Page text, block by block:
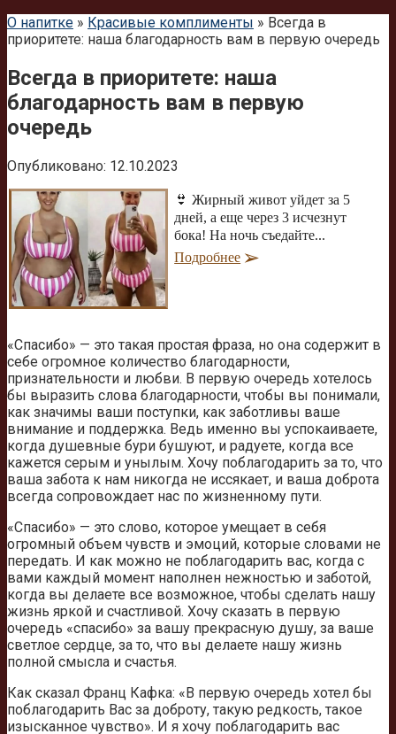
О напитке » Красивые комплименты » Всегда в
приоритете: наша благодарность вам в первую очередь
Всегда в приоритете: наша
благодарность вам в первую
очередь
Опубликовано: 12.10.2023
👙 Жирный живот уйдет за 5
дней, а еще через 3 исчезнут
бока! На ночь съедайте...
Подробнее
«Спасибо» — это такая простая фраза, но она содержит в
себе огромное количество благодарности,
признательности и любви. В первую очередь хотелось
бы выразить слова благодарности, чтобы вы понимали,
как значимы ваши поступки, как заботливы ваше
внимание и поддержка. Ведь именно вы успокаиваете,
когда душевные бури бушуют, и радуете, когда все
кажется серым и унылым. Хочу поблагодарить за то, что
ваша забота к нам никогда не иссякает, и ваша доброта
всегда сопровождает нас по жизненному пути.
«Спасибо» — это слово, которое умещает в себя
огромный объем чувств и эмоций, которые словами не
передать. И как можно не поблагодарить вас, когда с
вами каждый момент наполнен нежностью и заботой,
когда вы делаете все возможное, чтобы сделать нашу
жизнь яркой и счастливой. Хочу сказать в первую
очередь «спасибо» за вашу прекрасную душу, за ваше
светлое сердце, за то, что вы делаете нашу жизнь
полной смысла и счастья.
Как сказал Франц Кафка: «В первую очередь хотел бы
поблагодарить Вас за доброту, такую редкость, такое
изысканное чувство». И я хочу поблагодарить вас